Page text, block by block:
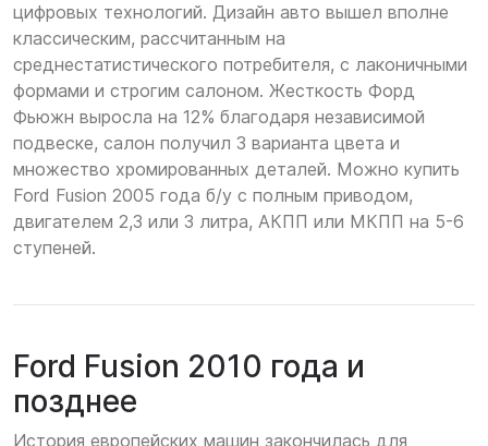
цифровых технологий. Дизайн авто вышел вполне
классическим, рассчитанным на
среднестатистического потребителя, с лаконичными
формами и строгим салоном. Жесткость Форд
Фьюжн выросла на 12% благодаря независимой
подвеске, салон получил 3 варианта цвета и
множество хромированных деталей. Можно купить
Ford Fusion 2005 года б/у с полным приводом,
двигателем 2,3 или 3 литра, АКПП или МКПП на 5-6
ступеней.
Ford Fusion 2010 года и
позднее
История европейских машин закончилась для